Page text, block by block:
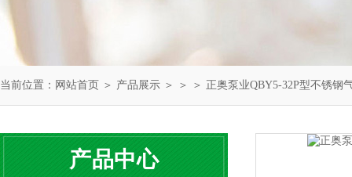
当前位置： 网站首页 ＞ 产品展示 ＞ ＞ ＞ 正奥泵业QBY5-32P型不锈钢
产品中心